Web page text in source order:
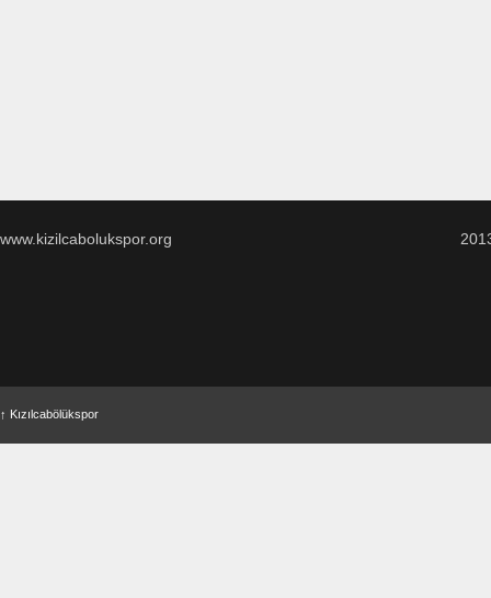
www.kizilcabolukspor.org
↑ Kızılcabölükspor